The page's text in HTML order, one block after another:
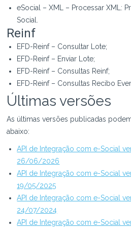
eSocial – XML – Processar XML:
Social.
Reinf
EFD-Reinf – Consultar Lote;
EFD-Reinf – Enviar Lote;
EFD-Reinf – Consultas Reinf;
EFD-Reinf – Consultas Recibo
Últimas versões
As últimas versões publicadas
abaixo:
API de Integração com e-Social
26/06/2026
API de Integração com e-Social
19/05/2025
API de Integração com e-Social
24/07/2024
API de Integração com e-Social